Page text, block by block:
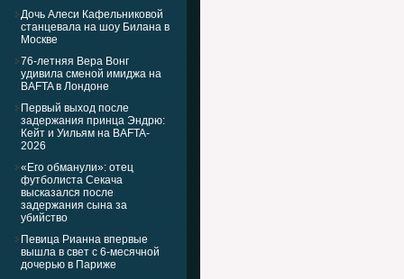
Дочь Алеси Кафельниковой
станцевала на шоу Билана в
Москве
76-летняя Вера Вонг
удивила сменой имиджа на
BAFTA в Лондоне
Первый выход после
задержания принца Эндрю:
Кейт и Уильям на BAFTA-
2026
«Его обманули»: отец
футболиста Секача
высказался после
задержания сына за
убийство
Певица Рианна впервые
вышла в свет с 6-месячной
дочерью в Париже